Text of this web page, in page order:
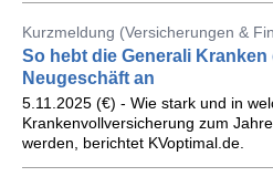
Kurzmeldung (Versicherungen &
So hebt die Generali Kranken
Neugeschäft an
5.11.2025 (€) - Wie stark und in
Krankenvollversicherung zum
werden, berichtet KVoptimal.de.